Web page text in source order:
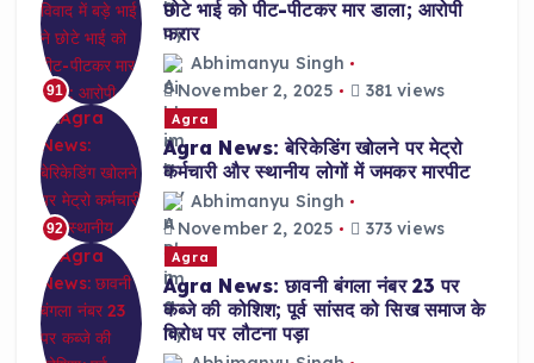
91
छोटे भाई को पीट-पीटकर मार डाला; आरोपी
फरार
Abhimanyu Singh
November 2, 2025
381 views
92
Agra
Agra News: बेरिकेडिंग खोलने पर मेट्रो
कर्मचारी और स्थानीय लोगों में जमकर मारपीट
Abhimanyu Singh
November 2, 2025
373 views
Agra
Agra News: छावनी बंगला नंबर 23 पर
कब्जे की कोशिश; पूर्व सांसद को सिख समाज के
विरोध पर लौटना पड़ा